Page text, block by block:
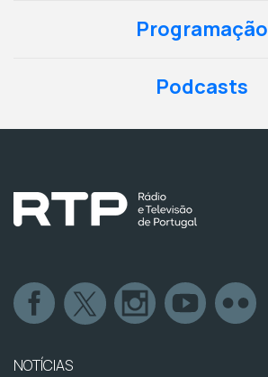
Programação
Podcasts
NOTÍCIAS